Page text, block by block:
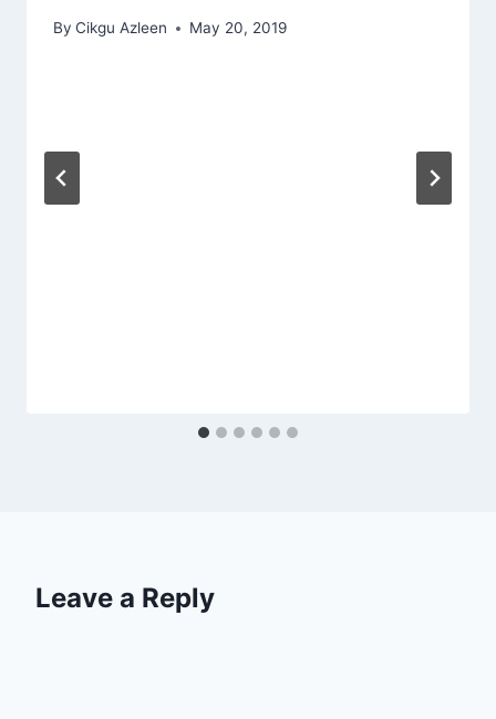
By Cikgu Azleen May 20, 2019
Leave a Reply